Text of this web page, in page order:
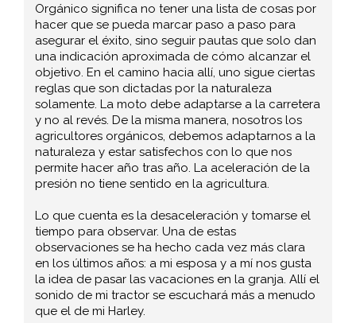
Orgánico significa no tener una lista de cosas por
hacer que se pueda marcar paso a paso para
asegurar el éxito, sino seguir pautas que solo dan
una indicación aproximada de cómo alcanzar el
objetivo. En el camino hacia allí, uno sigue ciertas
reglas que son dictadas por la naturaleza
solamente. La moto debe adaptarse a la carretera
y no al revés. De la misma manera, nosotros los
agricultores orgánicos, debemos adaptarnos a la
naturaleza y estar satisfechos con lo que nos
permite hacer año tras año. La aceleración de la
presión no tiene sentido en la agricultura.
Lo que cuenta es la desaceleración y tomarse el
tiempo para observar. Una de estas
observaciones se ha hecho cada vez más clara
en los últimos años: a mi esposa y a mí nos gusta
la idea de pasar las vacaciones en la granja. Allí el
sonido de mi tractor se escuchará más a menudo
que el de mi Harley.